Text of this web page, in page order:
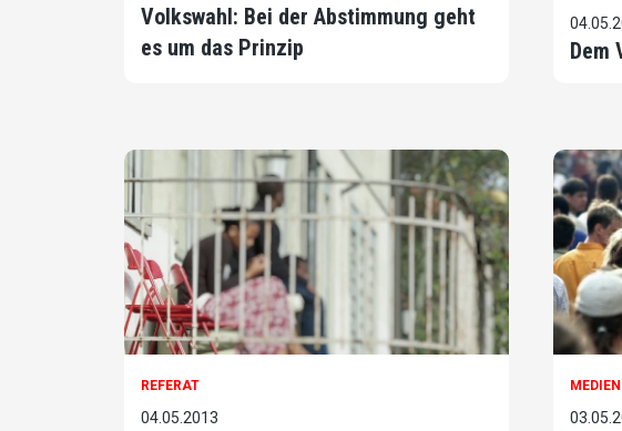
Volkswahl: Bei der Abstimmung geht
es um das Prinzip
Dem
REFERAT
04.05.2013